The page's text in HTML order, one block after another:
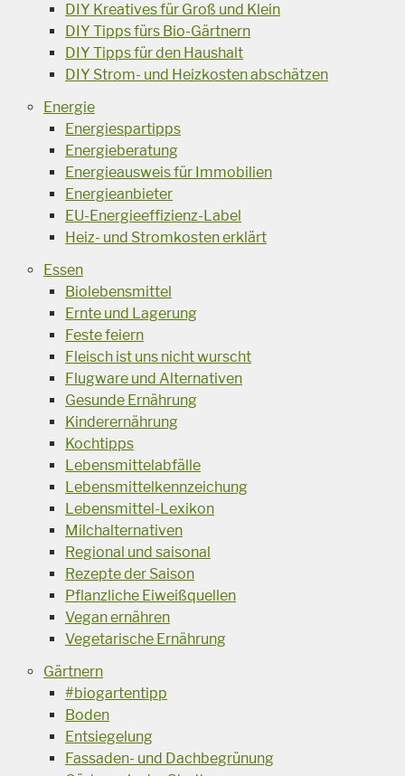
DIY Kreatives für Groß und Klein
DIY Tipps fürs Bio-Gärtnern
DIY Tipps für den Haushalt
DIY Strom- und Heizkosten abschätzen
Energie
Energiespartipps
Energieberatung
Energieausweis für Immobilien
Energieanbieter
EU-Energieeffizienz-Label
Heiz- und Stromkosten erklärt
Essen
Biolebensmittel
Ernte und Lagerung
Feste feiern
Fleisch ist uns nicht wurscht
Flugware und Alternativen
Gesunde Ernährung
Kinderernährung
Kochtipps
Lebensmittelabfälle
Lebensmittelkennzeichung
Lebensmittel-Lexikon
Milchalternativen
Regional und saisonal
Rezepte der Saison
Pflanzliche Eiweißquellen
Vegan ernähren
Vegetarische Ernährung
Gärtnern
#biogartentipp
Boden
Entsiegelung
Fassaden- und Dachbegrünung